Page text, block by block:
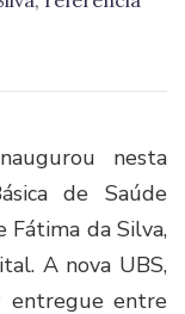
nesta
de Saúde
Fátima da Silva,
A nova UBS,
entregue entre